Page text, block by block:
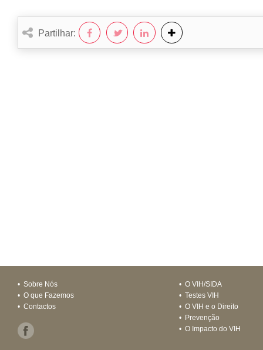
Partilhar:
• Sobre Nós
• O que Fazemos
• Contactos
• O VIH/SIDA
• Testes VIH
• O VIH e o Direito
• Prevenção
• O Impacto do VIH